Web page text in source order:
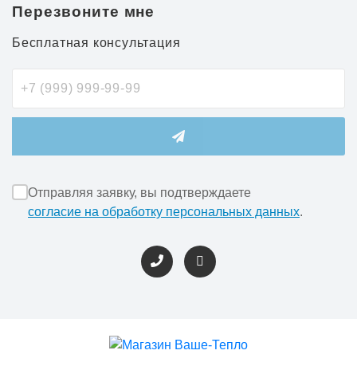
Перезвоните мне
Бесплатная консультация
Отправляя заявку, вы подтверждаете
согласие на обработку персональных данных.